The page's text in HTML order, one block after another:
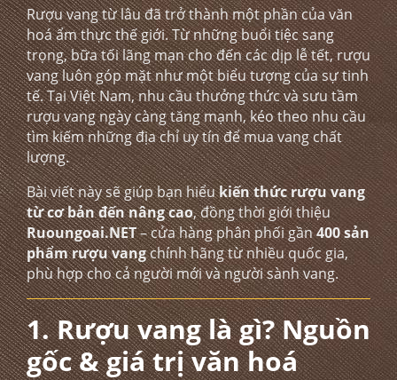
Rượu vang từ lâu đã trở thành một phần của văn
hoá ẩm thực thế giới. Từ những buổi tiệc sang
trọng, bữa tối lãng mạn cho đến các dịp lễ tết, rượu
vang luôn góp mặt như một biểu tượng của sự tinh
tế. Tại Việt Nam, nhu cầu thưởng thức và sưu tầm
rượu vang ngày càng tăng mạnh, kéo theo nhu cầu
tìm kiếm những địa chỉ uy tín để mua vang chất
lượng.
Bài viết này sẽ giúp bạn hiểukiến thức rượu vang
từ cơ bản đến nâng cao, đồng thời giới thiệu
Ruoungoai.NET– cửa hàng phân phối gần400 sản
phẩm rượu vangchính hãng từ nhiều quốc gia,
phù hợp cho cả người mới và người sành vang.
1. Rượu vang là gì? Nguồn
gốc & giá trị văn hoá